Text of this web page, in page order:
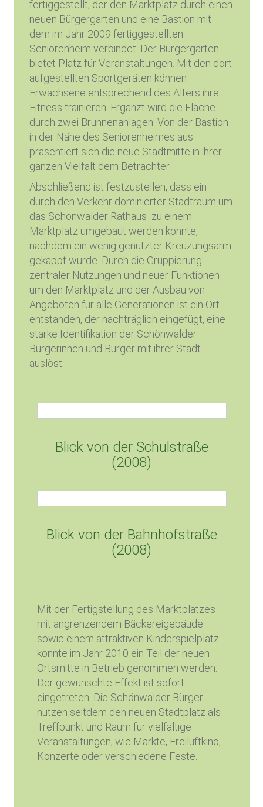
fertiggestellt, der den Marktplatz durch einen
neuen Bürgergarten und eine Bastion mit
dem im Jahr 2009 fertiggestellten
Seniorenheim verbindet. Der Bürgergarten
bietet Platz für Veranstaltungen. Mit den dort
aufgestellten Sportgeräten können
Erwachsene entsprechend des Alters ihre
Fitness trainieren. Ergänzt wird die Fläche
durch zwei Brunnenanlagen. Von der Bastion
in der Nähe des Seniorenheimes aus
präsentiert sich die neue Stadtmitte in ihrer
ganzen Vielfalt dem Betrachter.
Abschließend ist festzustellen, dass ein
durch den Verkehr dominierter Stadtraum um
das Schönwalder Rathaus zu einem
Marktplatz umgebaut werden konnte,
nachdem ein wenig genutzter Kreuzungsarm
gekappt wurde. Durch die Gruppierung
zentraler Nutzungen und neuer Funktionen
um den Marktplatz und der Ausbau von
Angeboten für alle Generationen ist ein Ort
entstanden, der nachträglich eingefügt, eine
starke Identifikation der Schönwalder
Bürgerinnen und Bürger mit ihrer Stadt
auslöst.
Blick von der Schulstraße
(2008)
Blick von der Bahnhofstraße
(2008)
Mit der Fertigstellung des Marktplatzes
mit angrenzendem Bäckereigebäude
sowie einem attraktiven Kinderspielplatz
konnte im Jahr 2010 ein Teil der neuen
Ortsmitte in Betrieb genommen werden.
Der gewünschte Effekt ist sofort
eingetreten. Die Schönwalder Bürger
nutzen seitdem den neuen Stadtplatz als
Treffpunkt und Raum für vielfältige
Veranstaltungen, wie Märkte, Freiluftkino,
Konzerte oder verschiedene Feste.